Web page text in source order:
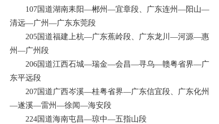
107国道湖南耒阳—郴州—宜章段、广东连州—阳山—
清远—广州—广东东莞段
205国道福建上杭—广东蕉岭段、广东龙川—河源—惠
州—广州段
206国道江西石城—瑞金—会昌—寻乌—赣粤省界—广
东平远段
207国道广西岑溪—桂粤省界—广东信宜段、广东化州
—遂溪—雷州—徐闻—海安段
224国道海南屯昌—琼中—五指山段